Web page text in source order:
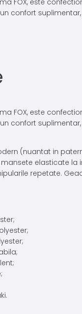
lei.
un confort
FOX, este
un confort
(nuantat in
mansete elasticate
repetate.